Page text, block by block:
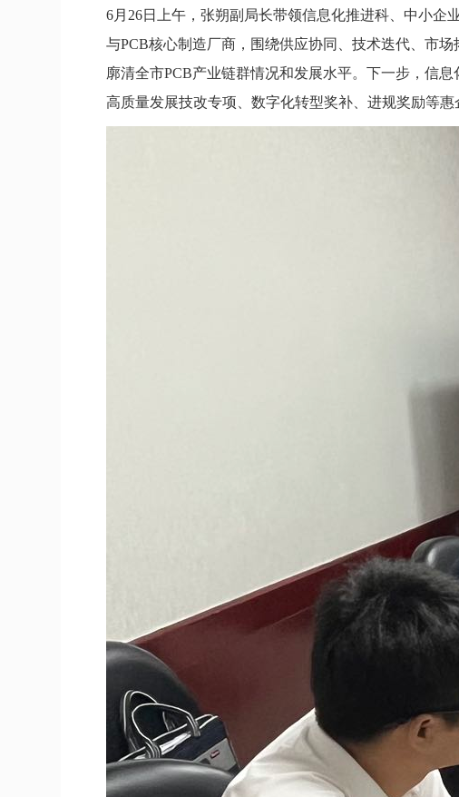
6月26日上午，张朔副局长带领信息化推进科、中小企
与PCB核心制造厂商，围绕供应协同、技术迭代、市
廓清全市PCB产业链群情况和发展水平。下一步，信
高质量发展技改专项、数字化转型奖补、进规奖励等惠